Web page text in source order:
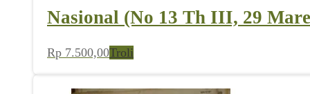
Nasional (No 13 Th III, 29
Rp 7.500,00Troli